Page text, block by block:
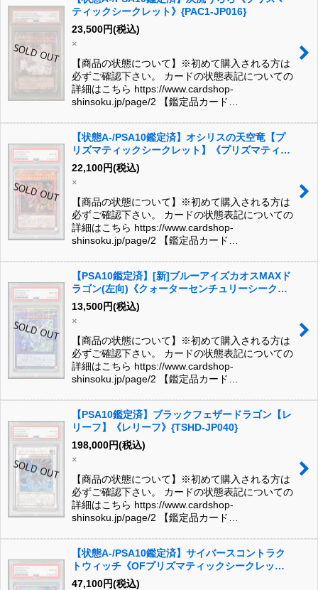
ティックシークレット》{PAC1-JP016}
23,500円(税込)
×
【商品の状態について】※初めて購入される方は
必ずご確認下さい。 カードの状態表記についての
詳細はこちら https://www.cardshop-
shinsoku.jp/page/2 【鑑定品カード…
【状態A-/PSA10鑑定済】オシリスの天空竜【プ
リズマティックシークレット】《プリズマティッ
クシークレット》{PGB1-JPS01}
22,100円(税込)
×
【商品の状態について】※初めて購入される方は
必ずご確認下さい。 カードの状態表記についての
詳細はこちら https://www.cardshop-
shinsoku.jp/page/2 【鑑定品カード…
【PSA10鑑定済】[新]ブルーアイズカオスMAXド
ラゴン(左向)《クォーターセンチュリーシークレ
ット》{QCAC-JP001}
13,500円(税込)
×
【商品の状態について】※初めて購入される方は
必ずご確認下さい。 カードの状態表記についての
詳細はこちら https://www.cardshop-
shinsoku.jp/page/2 【鑑定品カード…
【PSA10鑑定済】ブラックフェザードラゴン【レ
リーフ】《レリーフ》{TSHD-JP040}
198,000円(税込)
×
【商品の状態について】※初めて購入される方は
必ずご確認下さい。 カードの状態表記についての
詳細はこちら https://www.cardshop-
shinsoku.jp/page/2 【鑑定品カード…
【状態A-/PSA10鑑定済】サイバースコントラク
トウィッチ《OFプリズマティックシークレッ
ト》{LOCH-JP018}
47,100円(税込)